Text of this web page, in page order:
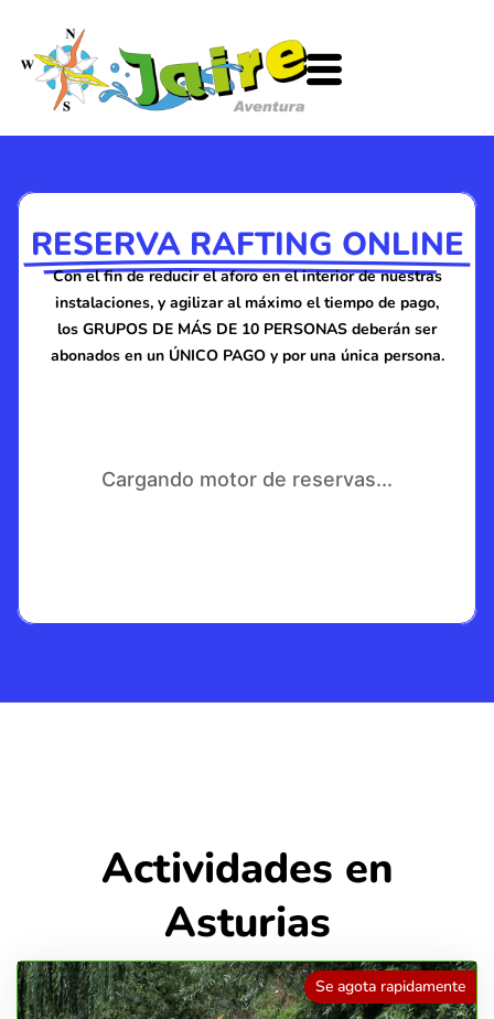
contenido
RESERVA RAFTING ONLINE
Con el fin de reducir el aforo en el interior de nuestras
instalaciones, y agilizar al máximo el tiempo de pago,
los GRUPOS DE MÁS DE 10 PERSONAS deberán ser
abonados en un ÚNICO PAGO y por una única persona.
Cargando motor de reservas...
Actividades en
Asturias
Se agota rapidamente